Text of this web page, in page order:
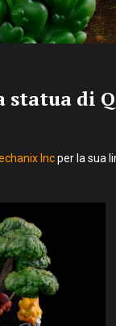
statua di
Incper la sua